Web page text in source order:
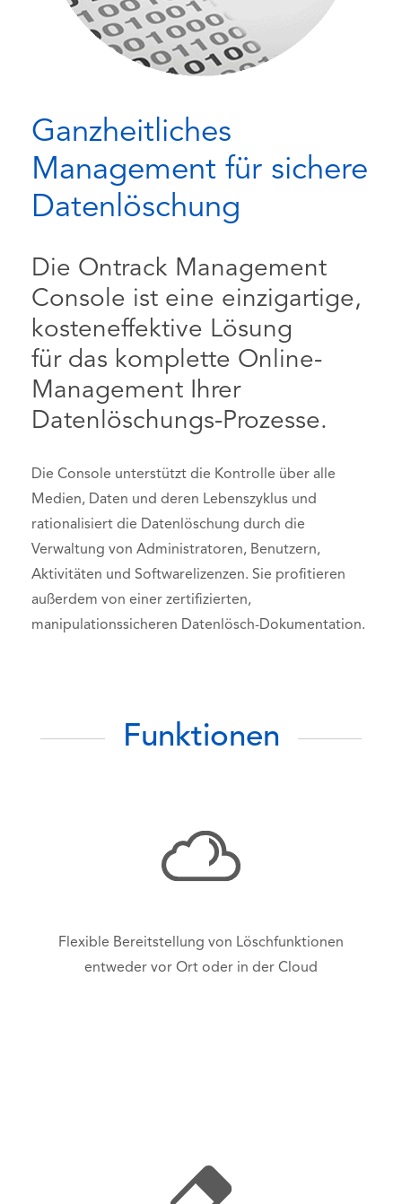
Ganzheitliches
Management für sichere
Datenlöschung
Die Ontrack Management
Console ist eine einzigartige,
kosteneffektive Lösung
für das komplette Online-
Management Ihrer
Datenlöschungs-Prozesse.
Die Console unterstützt die Kontrolle über alle
Medien, Daten und deren Lebenszyklus und
rationalisiert die Datenlöschung durch die
Verwaltung von Administratoren, Benutzern,
Aktivitäten und Softwarelizenzen. Sie profitieren
außerdem von einer zertifizierten,
manipulationssicheren Datenlösch-Dokumentation.
Funktionen
Flexible Bereitstellung von Löschfunktionen
entweder vor Ort oder in der Cloud